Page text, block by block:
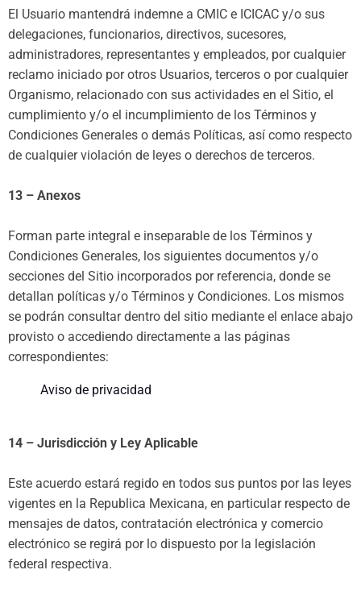
El Usuario mantendrá indemne a CMIC e ICICAC y/o sus
delegaciones, funcionarios, directivos, sucesores,
administradores, representantes y empleados, por cualquier
reclamo iniciado por otros Usuarios, terceros o por cualquier
Organismo, relacionado con sus actividades en el Sitio, el
cumplimiento y/o el incumplimiento de los Términos y
Condiciones Generales o demás Políticas, así como respecto
de cualquier violación de leyes o derechos de terceros.
13 – Anexos
Forman parte integral e inseparable de los Términos y
Condiciones Generales, los siguientes documentos y/o
secciones del Sitio incorporados por referencia, donde se
detallan políticas y/o Términos y Condiciones. Los mismos
se podrán consultar dentro del sitio mediante el enlace abajo
provisto o accediendo directamente a las páginas
correspondientes:
Aviso de privacidad
14 – Jurisdicción y Ley Aplicable
Este acuerdo estará regido en todos sus puntos por las leyes
vigentes en la Republica Mexicana, en particular respecto de
mensajes de datos, contratación electrónica y comercio
electrónico se regirá por lo dispuesto por la legislación
federal respectiva.